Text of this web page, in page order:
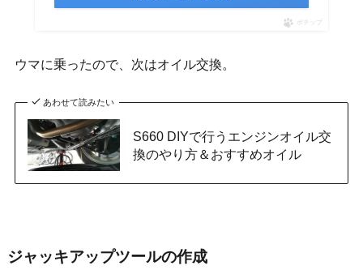
ポチップ
ウマに乗ったので、次はオイル交換。
あわせて読みたい
S660 DIYで行うエンジンオイル交
換のやり方＆おすすめオイル
ジャッキアップツールの作成